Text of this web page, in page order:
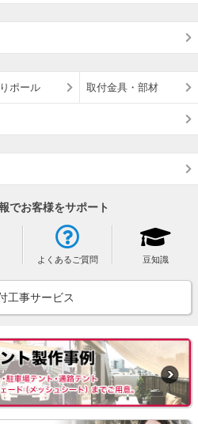
ポール 取付金具・部材
でお客様をサポート
よくあるご質問 豆知識
工事サービス